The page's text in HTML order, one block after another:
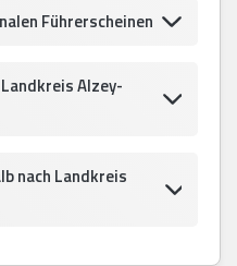
Führerscheinen
Alzey-
nach Landkreis